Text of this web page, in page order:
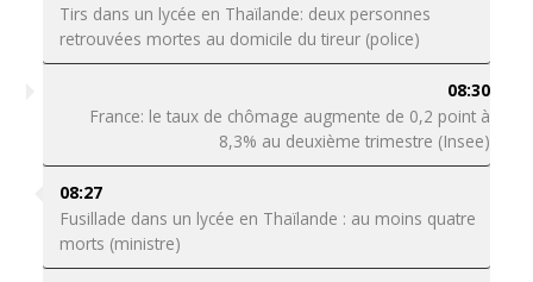
Tirs dans un lycée en Thaïlande: deux personnes
retrouvées mortes au domicile du tireur (police)
08:30
France: le taux de chômage augmente de 0,2 point à
8,3% au deuxième trimestre (Insee)
08:27
Fusillade dans un lycée en Thaïlande : au moins quatre
morts (ministre)